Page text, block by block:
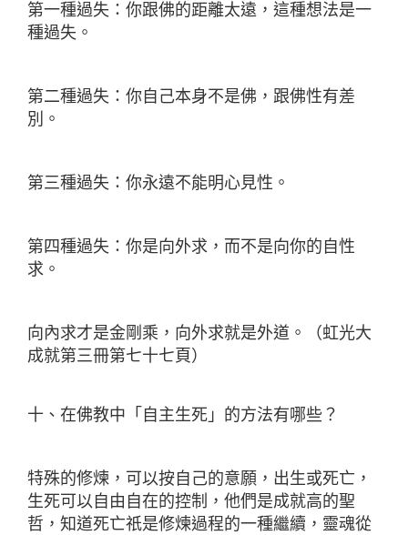
第一種過失：你跟佛的距離太遠，這種想法是一
種過失。
第二種過失：你自己本身不是佛，跟佛性有差
別。
第三種過失：你永遠不能明心見性。
第四種過失：你是向外求，而不是向你的自性
求。
向內求才是金剛乘，向外求就是外道。（虹光大
成就第三冊第七十七頁）
十、在佛教中「自主生死」的方法有哪些？
特殊的修煉，可以按自己的意願，出生或死亡，
生死可以自由自在的控制，他們是成就高的聖
哲，知道死亡祇是修煉過程的一種繼續，靈魂從